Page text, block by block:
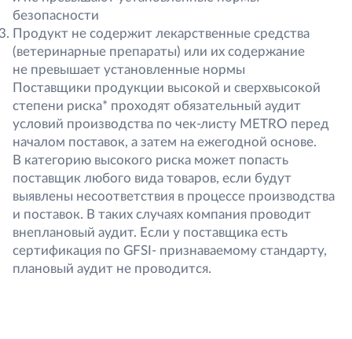
безопасности
Продукт не содержит лекарственные средства
(ветеринарные препараты) или их содержание
не превышает установленные нормы
Поставщики продукции высокой и сверхвысокой
степени риска* проходят обязательный аудит
условий производства по чек-листу METRO перед
началом поставок, а затем на ежегодной основе.
В категорию высокого риска может попасть
поставщик любого вида товаров, если будут
выявлены несоответствия в процессе производства
и поставок. В таких случаях компания проводит
внеплановый аудит. Если у поставщика есть
сертификация по GFSI- признаваемому стандарту,
плановый аудит не проводится.